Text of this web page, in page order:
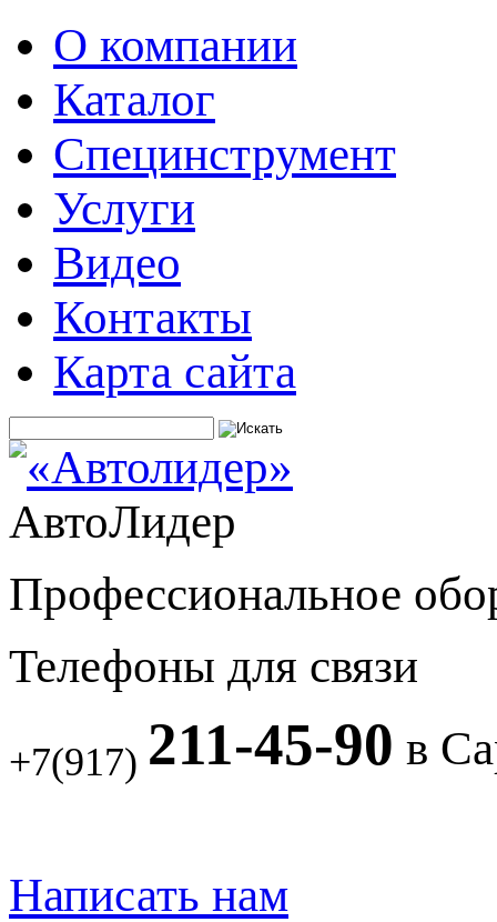
О компании
Каталог
Специнструмент
Услуги
Видео
Контакты
Карта сайта
АвтоЛидер
Профессиональное
Телефоны для связи
+7(917) 211-45-90 в
Написать нам